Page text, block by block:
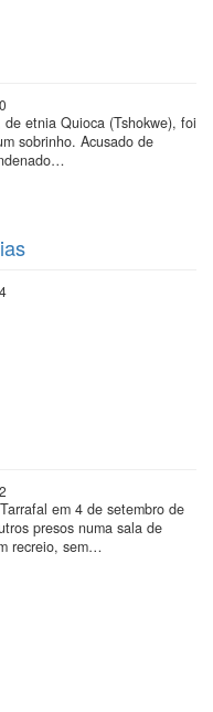
etnia Quioca (Tshokwe), foi
sobrinho. Acusado de
em 4 de setembro de
presos numa sala de
recreio, sem…